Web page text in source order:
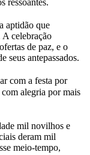
aptidão que
celebração
de paz, e o
seus ­antepassados.
com a festa por
alegria por mais
mil novilhos e
deram mil
meio-tempo,